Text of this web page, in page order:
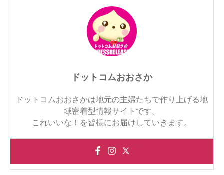
ドットコムおおさか
ドットコムおおさかは地元の主婦たちで作り上げる地
域密着型情報サイトです。
これいいな！を皆様にお届けしていきます。